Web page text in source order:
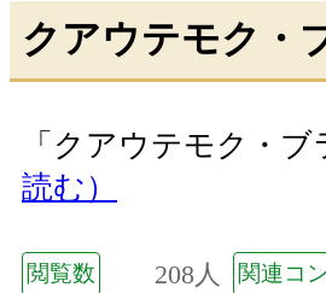
クアウテモク・
「クアウテモク・
読む）
閲覧数 208人 関連コ